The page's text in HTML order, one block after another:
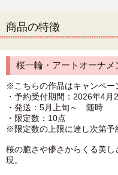
商品の特徴
桜一輪・アートオーナメ
※こちらの作品はキャンペー
・予約受付期間：2026年4月
・発送：5月上旬～ 随時
・限定数：10点
※限定数の上限に達し次第予
桜の脆さや儚さからくる美
現。